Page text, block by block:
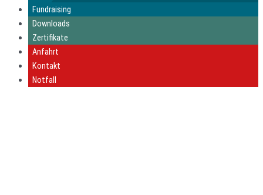
Fundraising
Downloads
Zertifikate
Anfahrt
Kontakt
Notfall